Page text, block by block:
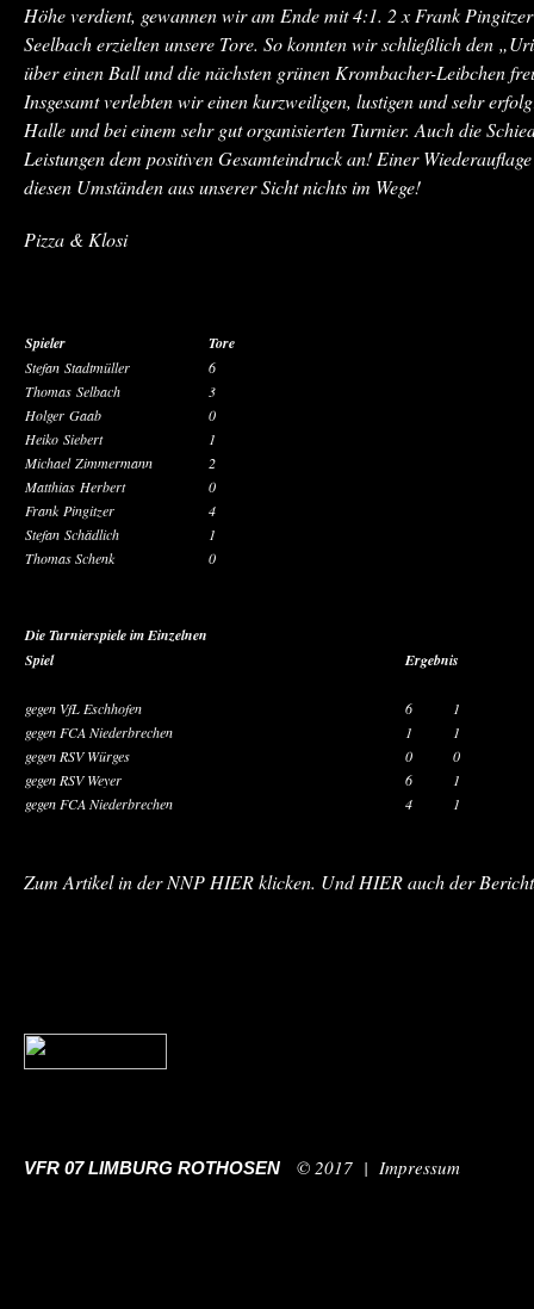
Höhe verdient, gewannen wir am Ende mit 4:1. 2 x Frank
Seelbach erzielten unsere Tore. So konnten wir schließlich den
über einen Ball und die nächsten grünen Krombacher-Leibchen
Insgesamt verlebten wir einen kurzweiligen, lustigen und sehr
Halle und bei einem sehr gut organisierten Turnier. Auch die
Leistungen dem positiven Gesamteindruck an! Einer
diesen Umständen aus unserer Sicht nichts im Wege!
Pizza & Klosi
Spieler Tore
Stefan Stadtmüller
6
Thomas Selbach
3
Holger Gaab
0
Heiko Siebert
1
Michael Zimmermann
2
Matthias Herbert
0
Frank Pingitzer
4
Stefan Schädlich
1
Thomas Schenk
0
Die Turnierspiele im Einzelnen
Spiel
Ergebnis
gegen VfL Eschhofen 6
1
gegen FCA Niederbrechen
1
1
gegen RSV Würges
0
0
gegen RSV Weyer
6
1
gegen FCA Niederbrechen
4 1
Zum Artikel in der NNP HIERklicken. UndHIERauch der
VFR 07 LIMBURG ROTHOSEN © 2017 | Impressum